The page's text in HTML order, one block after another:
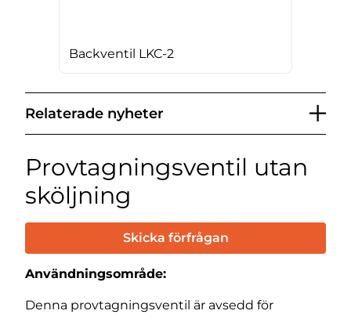
Backventil LKC-2
Relaterade nyheter
Provtagningsventil utan
sköljning
Skicka förfrågan
Användningsområde:
Denna provtagningsventil är avsedd för